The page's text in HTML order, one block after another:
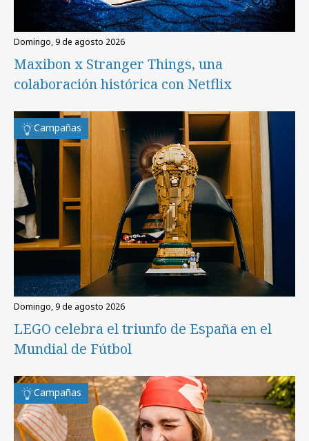
domingo, 9 de agosto 2026
Maxibon x Stranger Things, una
colaboración histórica con Netflix
Campañas
domingo, 9 de agosto 2026
LEGO celebra el triunfo de España en el
Mundial de Fútbol
Campañas